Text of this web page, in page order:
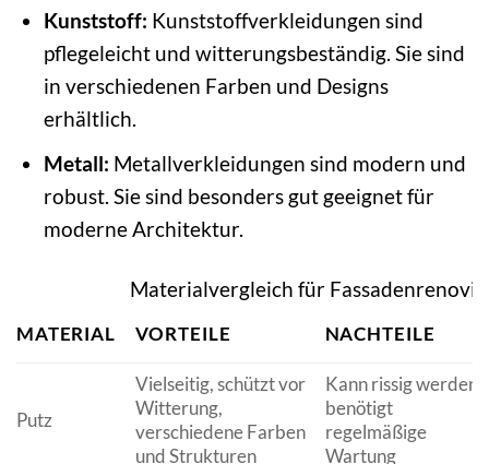
Kunststoff: Kunststoffverkleidungen sind
pflegeleicht und witterungsbeständig. Sie sind
in verschiedenen Farben und Designs
erhältlich.
Metall: Metallverkleidungen sind modern und
robust. Sie sind besonders gut geeignet für
moderne Architektur.
Materialvergleich für
MATERIAL VORTEILE NACHTEILE
Putz
Vielseitig, schützt vor
Witterung,
verschiedene Farben
und Strukturen
Kann rissig werden,
benötigt
regelmäßige
Wartung